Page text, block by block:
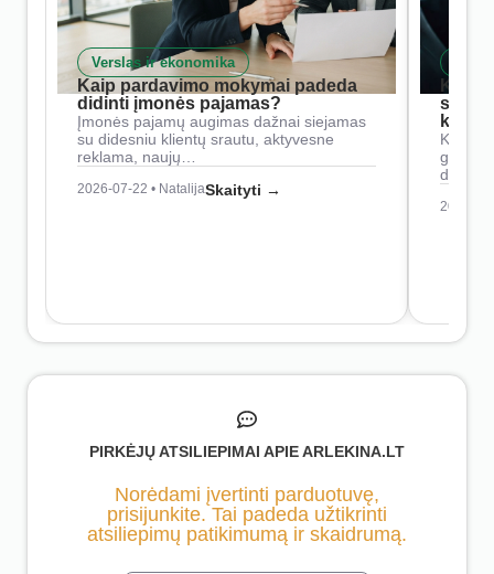
Verslas ir ekonomika
Kaip pardavimo mokymai padeda
didinti įmonės pajamas?
Įmonės pajamų augimas dažnai siejamas
su didesniu klientų srautu, aktyvesne
reklama, naujų…
2026-07-22 • NatalijaSkaityti →
Kaip
2026-
PIRKĖJŲ ATSILIEPIMAI APIE ARLEKINA.LT
Norėdami įvertinti parduotuvę,
prisijunkite. Tai padeda užtikrinti
atsiliepimų patikimumą ir skaidrumą.